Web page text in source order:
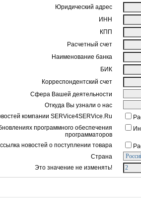
Юридический адрес
ИНН
КПП
Расчетный счет
Наименование банка
БИК
Корреспондентский счет
Сфера Вашей деятельности
Откуда Вы узнали о нас
компании SERVice4SERVice.Ru
программного обеспечения
программаторов
новостей о поступлении товара
Страна
Это значение не изменять!